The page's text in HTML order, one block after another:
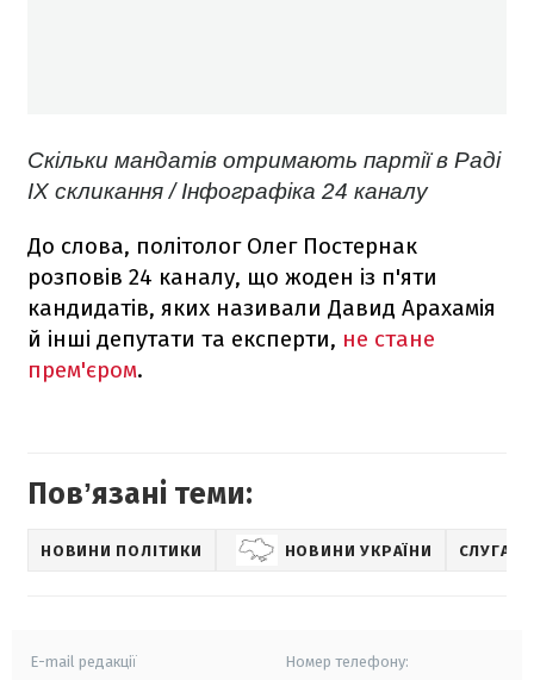
Скільки мандатів отримають партії в Раді
ІХ скликання / Інфографіка 24 каналу
До слова, політолог Олег Постернак
розповів 24 каналу, що жоден із п'яти
кандидатів, яких називали Давид Арахамія
й інші депутати та експерти, не стане
прем'єром.
Повʼязані теми:
НОВИНИ ПОЛІТИКИ НОВИНИ УКРАЇНИ СЛУГА
E-mail редакції Номер телефону: